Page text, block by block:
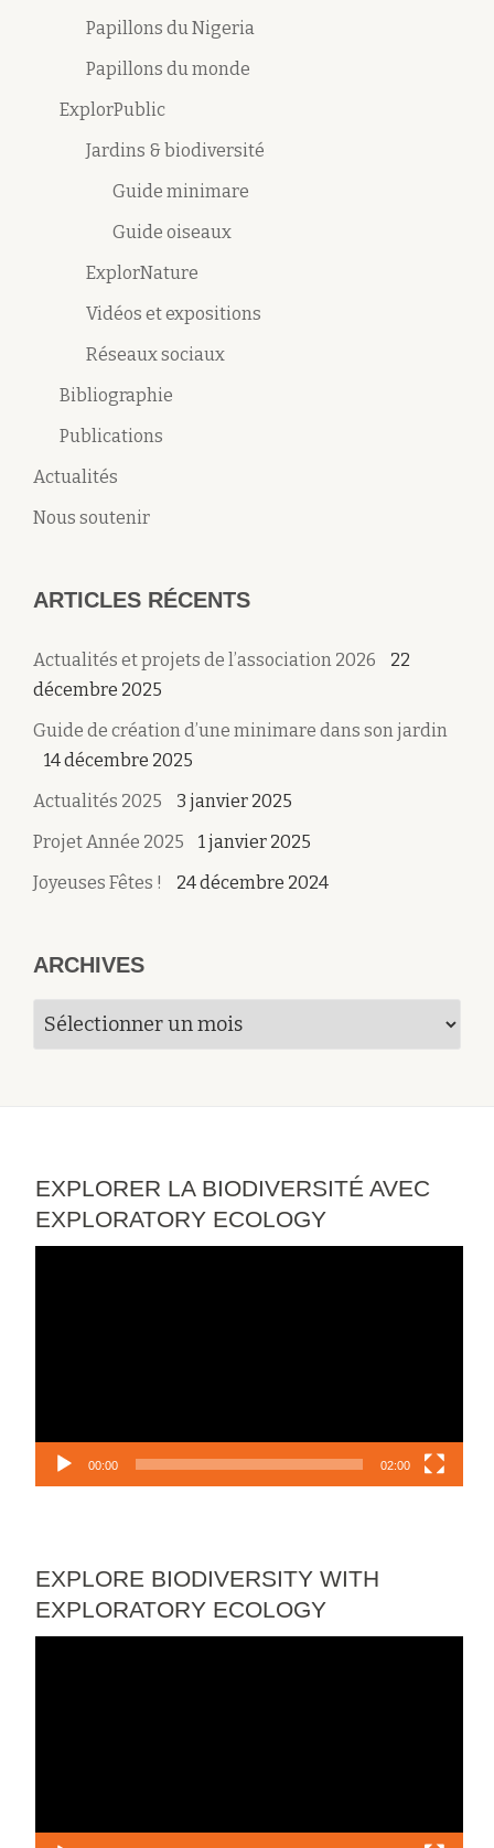
Papillons du Nigeria
Papillons du monde
ExplorPublic
Jardins & biodiversité
Guide minimare
Guide oiseaux
ExplorNature
Vidéos et expositions
Réseaux sociaux
Bibliographie
Publications
Actualités
Nous soutenir
ARTICLES RÉCENTS
Actualités et projets de l’association 2026
22
décembre 2025
Guide de création d’une minimare dans son jardin
14 décembre 2025
Actualités 2025
3 janvier 2025
Projet Année 2025
1 janvier 2025
Joyeuses Fêtes !
24 décembre 2024
ARCHIVES
Archives
EXPLORER LA BIODIVERSITÉ AVEC
EXPLORATORY ECOLOGY
00:00 02:00
EXPLORE BIODIVERSITY WITH
EXPLORATORY ECOLOGY